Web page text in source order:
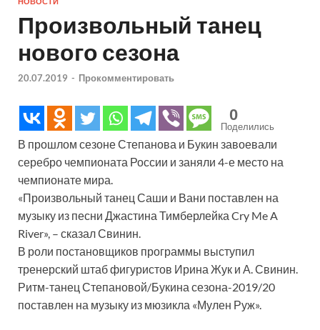
Произвольный танец
нового сезона
20.07.2019 - Прокомментировать
0
Поделились
В прошлом сезоне Степанова и Букин завоевали
серебро чемпионата России и заняли 4-е место на
чемпионате мира.
«Произвольный танец Саши и Вани поставлен на
музыку из песни Джастина Тимберлейка Cry Me A
River», – сказал Свинин.
В роли постановщиков программы выступил
тренерский штаб фигуристов Ирина Жук и А. Свинин.
Ритм-танец Степановой/Букина сезона-2019/20
поставлен на музыку из мюзикла «Мулен Руж».